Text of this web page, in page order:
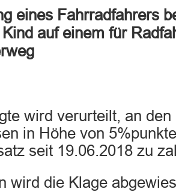
eines Fahrradfahrers
auf einem für
wird verurteilt, an
in Höhe von
seit 19.06.2018 zu
wird die Klage